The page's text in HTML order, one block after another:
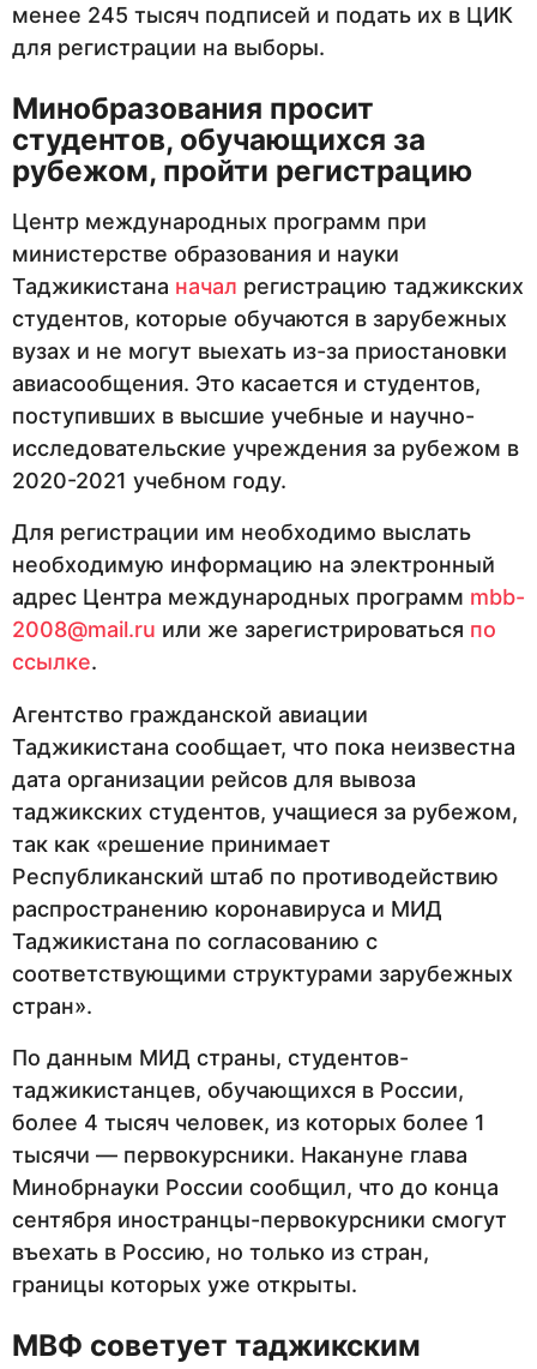
менее 245 тысяч подписей и подать их в ЦИК
для регистрации на выборы.
Минобразования просит
студентов, обучающихся за
рубежом, пройти регистрацию
Центр международных программ при
министерстве образования и науки
Таджикистана начал регистрацию таджикских
студентов, которые обучаются в зарубежных
вузах и не могут выехать из-за приостановки
авиасообщения. Это касается и студентов,
поступивших в высшие учебные и научно-
исследовательские учреждения за рубежом в
2020-2021 учебном году.
Для регистрации им необходимо выслать
необходимую информацию на электронный
адрес Центра международных программ mbb-
2008@mail.ru или же зарегистрироваться по
ссылке.
Агентство гражданской авиации
Таджикистана сообщает, что пока неизвестна
дата организации рейсов для вывоза
таджикских студентов, учащиеся за рубежом,
так как «решение принимает
Республиканский штаб по противодействию
распространению коронавируса и МИД
Таджикистана по согласованию с
соответствующими структурами зарубежных
стран».
По данным МИД страны, студентов-
таджикистанцев, обучающихся в России,
более 4 тысяч человек, из которых более 1
тысячи — первокурсники. Накануне глава
Минобрнауки России сообщил, что до конца
сентября иностранцы-первокурсники смогут
въехать в Россию, но только из стран,
границы которых уже открыты.
МВФ советует таджикским